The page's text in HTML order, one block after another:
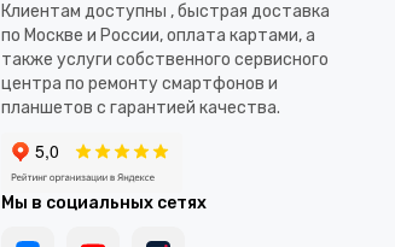
Клиентам доступны , быстрая доставка
по Москве и России, оплата картами, а
также услуги собственного сервисного
центра по ремонту смартфонов и
планшетов с гарантией качества.
Мы в социальных сетях